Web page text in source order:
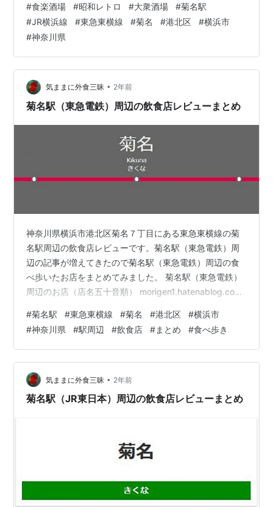
酒場 菊名店」へは夕食の時間帯に行きました。この日は
仕事帰りに菊名駅で途中下車。どこで食べようかと駅周
辺を散策していると「食楽酒場」と書かれたド派手な看
板を見つけました。気になったので行ってみることに。
今日の夕食はここでいただくことにしましょう。…
#食楽酒場 #昭和レトロ #大衆酒場 #菊名駅
#JR横浜線 #東急東横線 #菊名 #港北区 #横浜市
#神奈川県
気ままに外食三昧 • 2年前
菊名駅（東急電鉄）周辺の飲食店レビューまとめ
神奈川県横浜市港北区菊名７丁目にある東急東横線の菊
名駅周辺の飲食店レビューです。菊名駅（東急電鉄）周
辺の記事が増えてきたので菊名駅（東急電鉄）周辺の食
べ歩いたお店をまとめてみました。 菊名駅（東急電鉄）
周辺のお店（店名五十音順） morigen1.hatenablog.com
morigen1.hatenablog.com morigen1.hatenablog.com
（参考記事） morigen1.hatenablog.com
morigen1.hatenablog.com morigen1.h…
#菊名駅 #東急東横線 #菊名 #港北区 #横浜市
#神奈川県 #駅周辺 #飲食店 #まとめ #食べ歩き
気ままに外食三昧 • 2年前
菊名駅（JR東日本）周辺の飲食店レビューまとめ